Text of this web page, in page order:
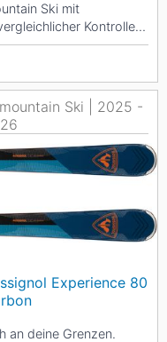
Ski mit
Kontrolle.
KORE X 78, ein
Ski | 2025 -
Experience 80
an deine Grenzen.